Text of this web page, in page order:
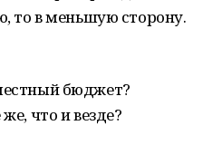
то в меньшую сторону.
бюджет?
что и везде?